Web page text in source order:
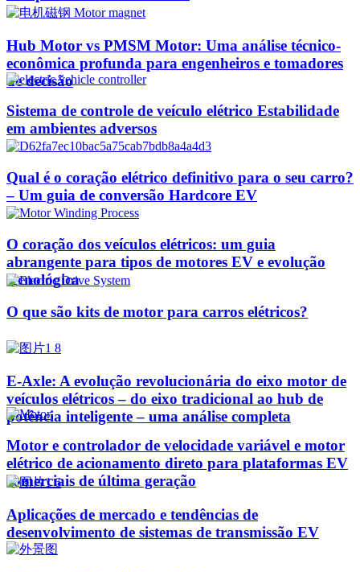
Hub Motor vs PMSM Motor: Uma análise técnico-
econômica profunda para engenheiros e tomadores
de decisão
Sistema de controle de veículo elétrico Estabilidade
em ambientes adversos
Qual é o coração elétrico definitivo para o seu carro?
– Um guia de conversão Hardcore EV
O coração dos veículos elétricos: um guia
abrangente para tipos de motores EV e evolução
tecnológica
O que são kits de motor para carros elétricos?
E-Axle: A evolução revolucionária do eixo motor de
veículos elétricos – do eixo tradicional ao hub de
potência inteligente – uma análise completa
Motor e controlador de velocidade variável e motor
elétrico de acionamento direto para plataformas EV
comerciais de última geração
Aplicações de mercado e tendências de
desenvolvimento de sistemas de transmissão EV